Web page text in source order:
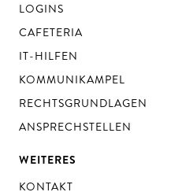
LOGINS
CAFETERIA
IT-HILFEN
KOMMUNIKAMPEL
RECHTSGRUNDLAGEN
ANSPRECHSTELLEN
WEITERES
KONTAKT